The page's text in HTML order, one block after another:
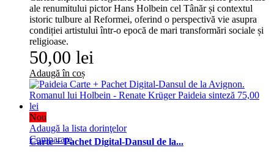
ale renumitului pictor Hans Holbein cel Tânăr și contextul
istoric tulbure al Reformei, oferind o perspectivă vie asupra
condiției artistului într-o epocă de mari transformări sociale și
religioase.
50,00 lei
Adaugă în coș
Nou
Adaugă la lista dorinţelor
Comparare
Carte + Pachet Digital-Dansul de la...